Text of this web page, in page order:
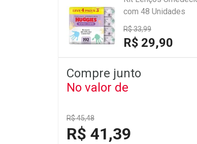
com 48 Unidades
R$ 33,99
R$ 29,90
Compre junto
No valor de
R$ 45,48
R$ 41,39